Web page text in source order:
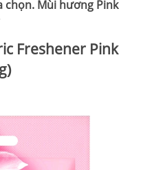
chọn. Mùi hương Pink
Freshener Pink